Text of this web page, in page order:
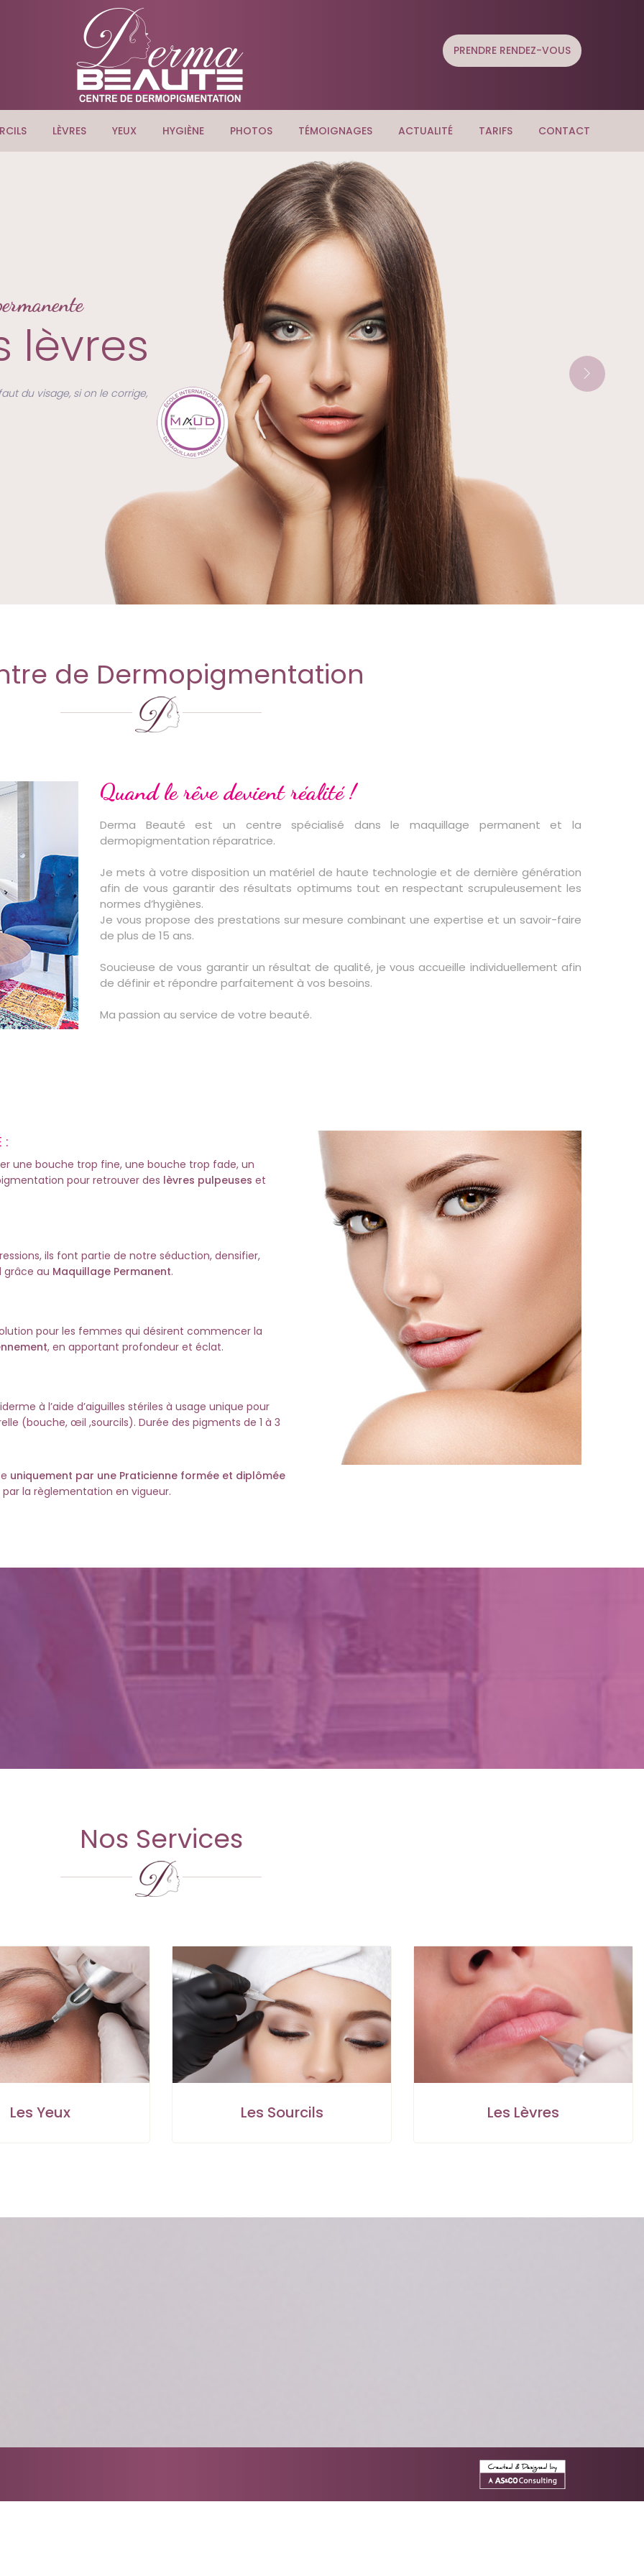
PRENDRE RENDEZ-VOUS
LÈVRES YEUX HYGIÈNE PHOTOS TÉMOIGNAGES ACTUALITÉ TARIFS CONTACT
lèvres
du visage, si on le corrige,
de Dermopigmentation
Quand le rêve devient réalité !
Derma Beauté est un centre spécialisé dans le maquillage permanent et la
dermopigmentation réparatrice.
Je mets à votre disposition un matériel de haute technologie et de dernière génération
afin de vous garantir des résultats optimums tout en respectant scrupuleusement les
normes d’hygiènes.
Je vous propose des prestations sur mesure combinant une expertise et un savoir-faire
de plus de 15 ans.
Soucieuse de vous garantir un résultat de qualité, je vous accueille individuellement afin
de définir et répondre parfaitement à vos besoins.
Ma passion au service de votre beauté.
:
une bouche trop fine, une bouche trop fade, un
pour retrouver des lèvres pulpeuses et
ils font partie de notre séduction, densifier,
grâce au Maquillage Permanent.
pour les femmes qui désirent commencer la
, en apportant profondeur et éclat.
à l’aide d’aiguilles stériles à usage unique pour
(bouche, œil ,sourcils). Durée des pigments de 1 à 3
uniquement par une Praticienne formée et diplômée
la règlementation en vigueur.
Nos Services
Les Yeux Les Sourcils Les Lèvres